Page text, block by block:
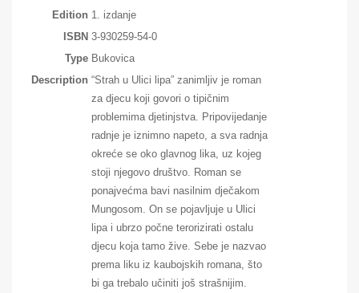
Edition 1. izdanje
ISBN 3-930259-54-0
Type Bukovica
Description “Strah u Ulici lipa” zanimljiv je roman
za djecu koji govori o tipičnim
problemima djetinjstva. Pripovijedanje
radnje je iznimno napeto, a sva radnja
okreće se oko glavnog lika, uz kojeg
stoji njegovo društvo. Roman se
ponajvećma bavi nasilnim dječakom
Mungosom. On se pojavljuje u Ulici
lipa i ubrzo počne terorizirati ostalu
djecu koja tamo žive. Sebe je nazvao
prema liku iz kaubojskih romana, što
bi ga trebalo učiniti još strašnijim.